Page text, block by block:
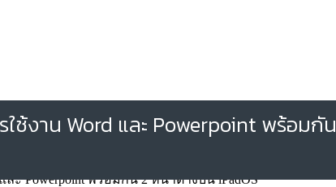
ช้งาน Word และ Powerpoint พร้อมกัน